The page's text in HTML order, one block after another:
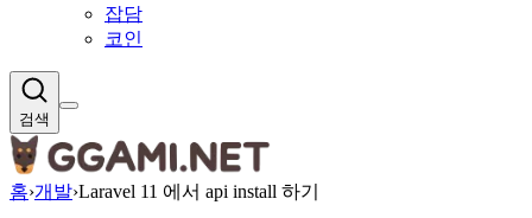
잡담
코인
검색
홈›개발›Laravel 11 에서 api install 하기